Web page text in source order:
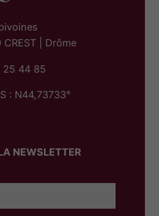
| Drôme
25 44 85
: N44,73733°
NEWSLETTER